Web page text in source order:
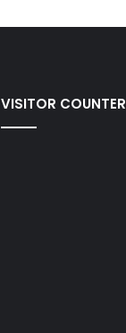
VISITOR COUNTER